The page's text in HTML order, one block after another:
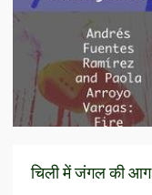
चिली में जंगल की आग